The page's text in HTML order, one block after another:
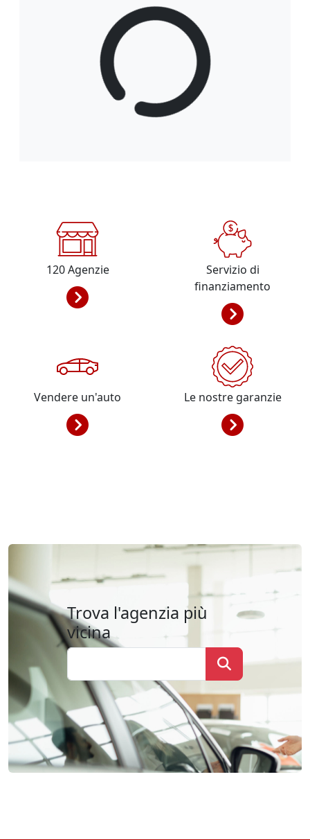
120Agenzie
Servizio di
finanziamento
Vendere un'auto Le nostre garanzie
Trova l'agenzia più
vicina